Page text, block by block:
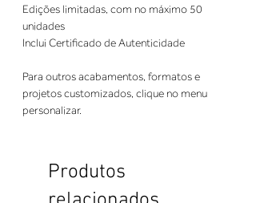
Edições limitadas, com no máximo 50
unidades
Inclui Certificado de Autenticidade
Para outros acabamentos, formatos e
projetos customizados, clique no menu
personalizar.
Produtos